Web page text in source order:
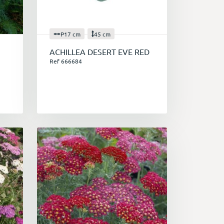
. Elles s'adaptent à une large gamme
pour tous les jardins. De plus, elles
et d'une division occasionnelle
de la biodiversité. En effet, elles
pollinisateurs, tels que les
dans la pollinisation des cultures
P17 cm 45 cm
ACHILLEA DESERT EVE RED
Ref 666684